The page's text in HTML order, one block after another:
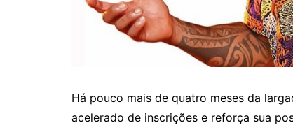
Há pouco mais de quatro meses da
acelerado de inscrições e reforça sua